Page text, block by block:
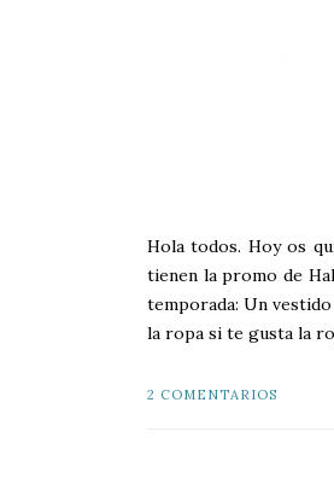
Hola todos. Hoy os
tienen la promo de
temporada: Un
la ropa si te gusta la
2 COMENTARIOS